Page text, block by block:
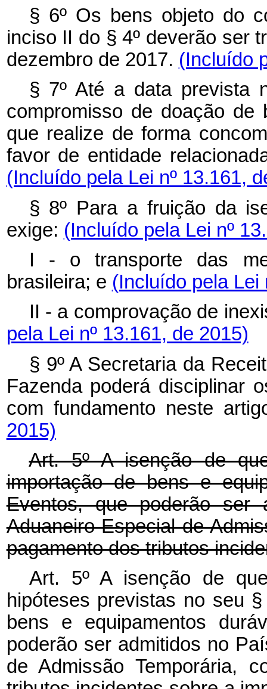
§ 6º Os bens objeto do
inciso II do § 4º deverão ser
dezembro de 2017. (Incluído
§ 7º Até a data prevista
compromisso de doação
que realize de forma
favor de entidade
(Incluído pela Lei nº 13.161,
§ 8º Para a fruição da
exige: (Incluído pela Lei nº
I - o transporte das
brasileira; e (Incluído pela Lei
II - a comprovação de
pela Lei nº 13.161, de 2015)
§ 9º A Secretaria da
Fazenda poderá disciplinar
com fundamento neste
2015)
Art. 5º A isenção de
importação de bens e
Eventos, que poderão
Aduaneiro Especial de
pagamento dos tributos
Art. 5º A isenção de
hipóteses previstas no seu
bens e equipamentos
poderão ser admitidos no
de Admissão Temporária,